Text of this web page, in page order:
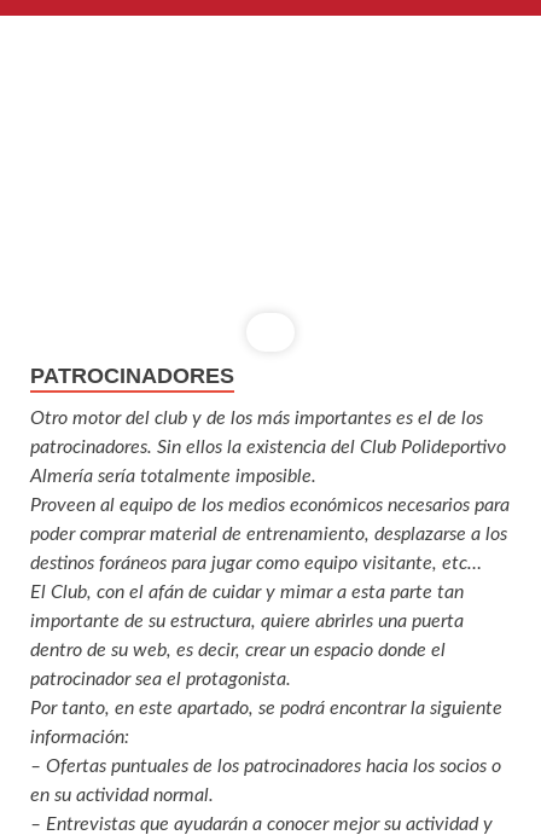
PATROCINADORES
Otro motor del club y de los más importantes es el de los
patrocinadores. Sin ellos la existencia del Club Polideportivo
Almería sería totalmente imposible.
Proveen al equipo de los medios económicos necesarios para
poder comprar material de entrenamiento, desplazarse a los
destinos foráneos para jugar como equipo visitante, etc…
El Club, con el afán de cuidar y mimar a esta parte tan
importante de su estructura, quiere abrirles una puerta
dentro de su web, es decir, crear un espacio donde el
patrocinador sea el protagonista.
Por tanto, en este apartado, se podrá encontrar la siguiente
información:
– Ofertas puntuales de los patrocinadores hacia los socios o
en su actividad normal.
– Entrevistas que ayudarán a conocer mejor su actividad y